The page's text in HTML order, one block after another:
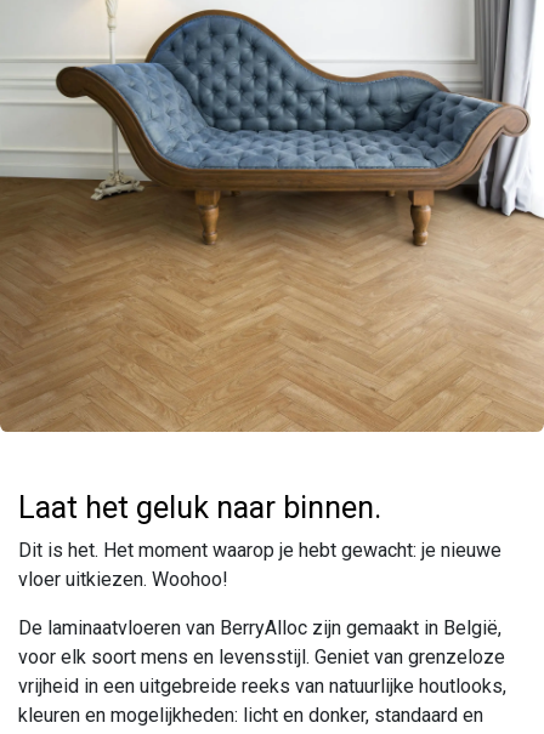
Laat het geluk naar binnen.
Dit is het. Het moment waarop je hebt gewacht: je nieuwe
vloer uitkiezen. Woohoo!
De laminaatvloeren van BerryAlloc zijn gemaakt in België,
voor elk soort mens en levensstijl. Geniet van grenzeloze
vrijheid in een uitgebreide reeks van natuurlijke houtlooks,
kleuren en mogelijkheden: licht en donker, standaard en